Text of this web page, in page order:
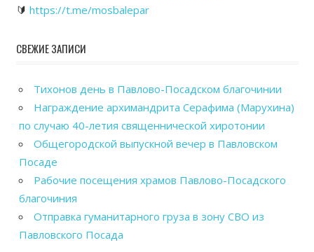
🔰 https://t.me/mosbalepar
СВЕЖИЕ ЗАПИСИ
Тихонов день в Павлово-Посадском благочинии
Награждение архимандрита Серафима (Марухина)
по случаю 40-летия священнической хиротонии
Общегородской выпускной вечер в Павловском
Посаде
Рабочие посещения храмов Павлово-Посадского
благочиния
Отправка гуманитарного груза в зону СВО из
Павловского Посада